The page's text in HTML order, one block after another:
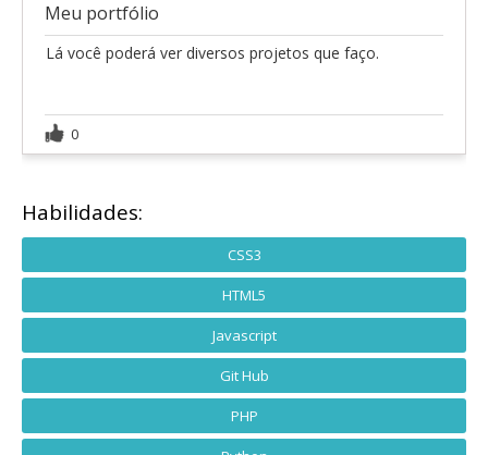
Meu portfólio
Lá você poderá ver diversos projetos que faço.
0
Habilidades:
CSS3
HTML5
Javascript
Git Hub
PHP